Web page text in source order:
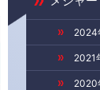
2024
2021
2020